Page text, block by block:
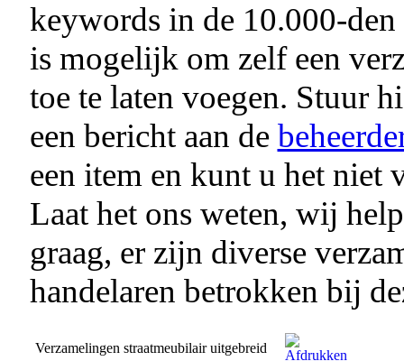
keywords in de 10.000-den
is mogelijk om zelf een
toe te laten voegen. Stuur
een bericht aan de
een item en kunt u het niet
Laat het ons weten, wij
graag, er zijn diverse
handelaren betrokken bij
Verzamelingen straatmeubilair uitgebreid